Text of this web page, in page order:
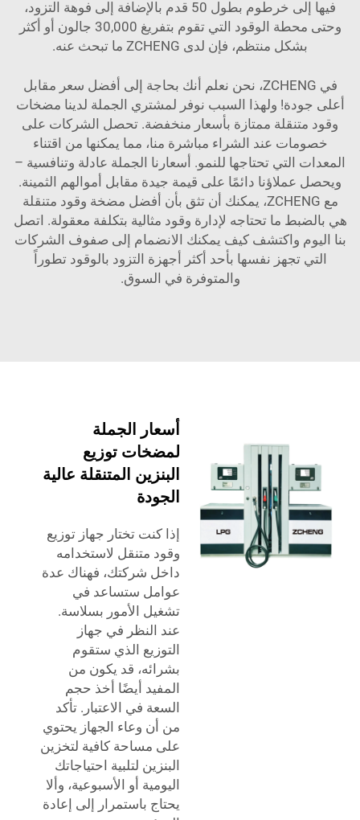
فيها إلى خرطوم بطول 50 قدم بالإضافة إلى فوهة التزود،
وحتى محطة الوقود التي تقوم بتفريغ 30,000 جالون أو أكثر
بشكل منتظم، فإن لدى ZCHENG ما تبحث عنه.
في ZCHENG، نحن نعلم أنك بحاجة إلى أفضل سعر مقابل
أعلى جودة! ولهذا السبب نوفر لمشتري الجملة لدينا مضخات
وقود متنقلة ممتازة بأسعار منخفضة. تحصل الشركات على
خصومات عند الشراء مباشرة منا، مما يمكنها من اقتناء
المعدات التي تحتاجها للنمو. أسعارنا الجملة عادلة وتنافسية –
ويحصل عملاؤنا دائمًا على قيمة جيدة مقابل أموالهم الثمينة.
مع ZCHENG، يمكنك أن تثق بأن أفضل مضخة وقود متنقلة
هي بالضبط ما تحتاجه لإدارة وقود مثالية بتكلفة معقولة. اتصل
بنا اليوم واكتشف كيف يمكنك الانضمام إلى صفوف الشركات
التي تجهز نفسها بأحد أكثر أجهزة التزود بالوقود تطوراً
والمتوفرة في السوق.
أسعار الجملة
لمضخات توزيع
البنزين المتنقلة عالية
الجودة
إذا كنت تختار جهاز توزيع
وقود متنقل لاستخدامه
داخل شركتك، فهناك عدة
عوامل ستساعد في
تشغيل الأمور بسلاسة.
عند النظر في جهاز
التوزيع الذي ستقوم
بشرائه، قد يكون من
المفيد أيضًا أخذ حجم
السعة في الاعتبار. تأكد
من أن وعاء الجهاز يحتوي
على مساحة كافية لتخزين
البنزين لتلبية احتياجاتك
اليومية أو الأسبوعية، وألا
يحتاج باستمرار إلى إعادة